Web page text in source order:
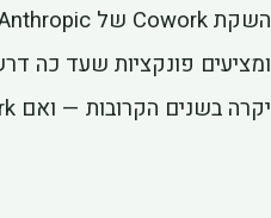
ומציעים פונקציות שעד כה
יקרה בשנים הקרובות — ואם Cowork באמת יוכל להחליף חלק מהכלים המסורתיים.